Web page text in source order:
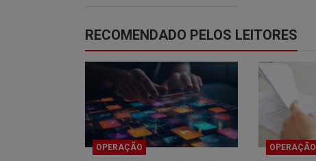
RECOMENDADO PELOS LEITORES
OPERAÇÃO OPERAÇÃO